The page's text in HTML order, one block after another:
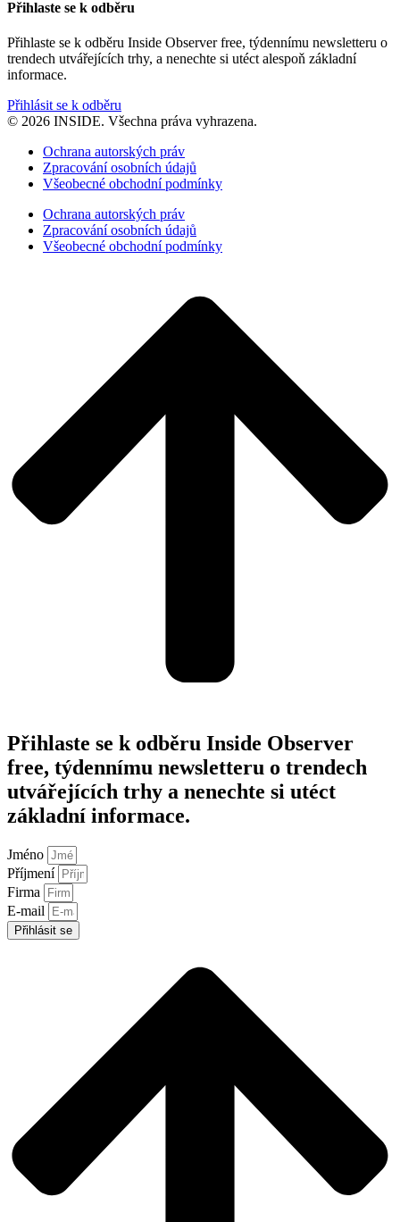
Přihlaste se k odběru
Přihlaste se k odběru Inside Observer free, týdennímu newsletteru o
trendech utvářejících trhy, a nenechte si utéct alespoň základní
informace.
Přihlásit se k odběru
© 2026 INSIDE. Všechna práva vyhrazena.
Ochrana autorských práv
Zpracování osobních údajů
Všeobecné obchodní podmínky
Ochrana autorských práv
Zpracování osobních údajů
Všeobecné obchodní podmínky
Přihlaste se k odběru Inside Observer
free, týdennímu newsletteru o trendech
utvářejících trhy a nenechte si utéct
základní informace.
Jméno
Příjmení
Firma
E-mail
Přihlásit se